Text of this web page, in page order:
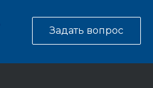
Задать вопрос